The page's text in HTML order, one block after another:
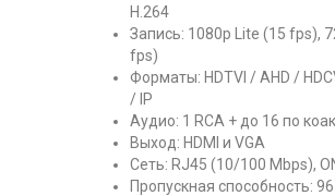
H.264
Запись: 1080p Lite (15 fps),
fps)
Форматы: HDTVI / AHD /
/ IP
Аудио: 1 RCA + до 16 по
Выход: HDMI и VGA
Сеть: RJ45 (10/100 Mbps),
Пропускная способность: